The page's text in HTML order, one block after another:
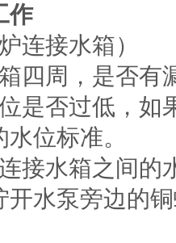
作
连接水箱）
四周，是否
是否过低，
位标准。
接水箱之间
开水泵旁边的